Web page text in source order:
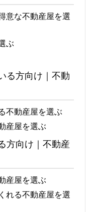
意な不動産屋を選
ぶ
る方向け｜不動
不動産屋を選ぶ
産屋を選ぶ
方向け｜不動産
産屋を選ぶ
れる不動産屋を選